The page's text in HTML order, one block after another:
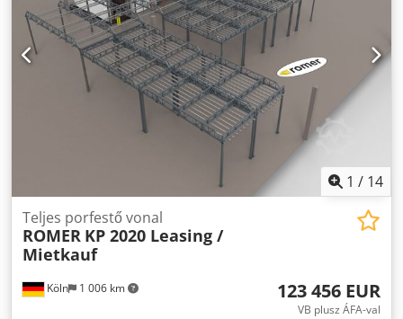
utáni hűtés vízzel Dkjdpeyhbdfjfx Akusr Porszórás utáni
hűtés Anyagmozgató rendszer Automatikus
szennyvízkezelő kapacitás: max. ~1 m³/h
1 / 14
Köln 1 006 km
Teljes porfestő vonal
ROMER KP 2020 Leasing /
Mietkauf
123 456 EUR
VB plusz ÁFA-val